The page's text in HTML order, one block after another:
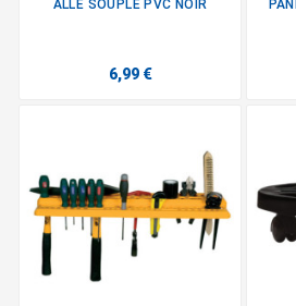
ALLE SOUPLE PVC NOIR
6,99 €